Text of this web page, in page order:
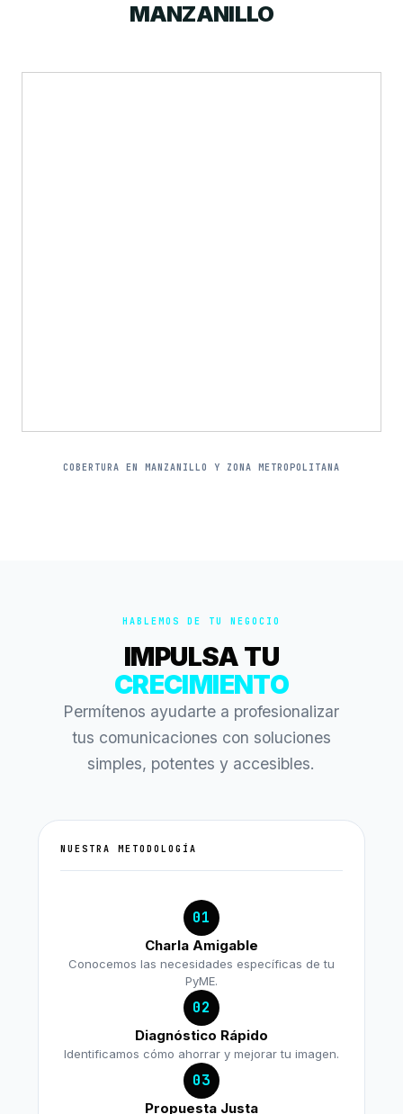
MANZANILLO
COBERTURA EN MANZANILLO Y ZONA METROPOLITANA
HABLEMOS DE TU NEGOCIO
IMPULSA TU
CRECIMIENTO
Permítenos ayudarte a profesionalizar
tus comunicaciones con soluciones
simples, potentes y accesibles.
NUESTRA METODOLOGÍA
01
Charla Amigable
Conocemos las necesidades específicas de tu
PyME.
02
Diagnóstico Rápido
Identificamos cómo ahorrar y mejorar tu imagen.
03
Propuesta Justa